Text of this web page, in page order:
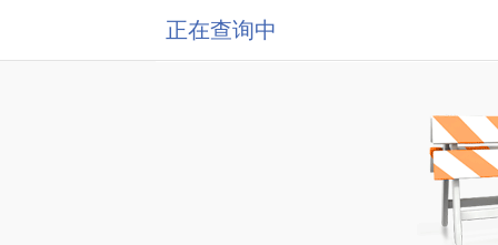
正在查询中